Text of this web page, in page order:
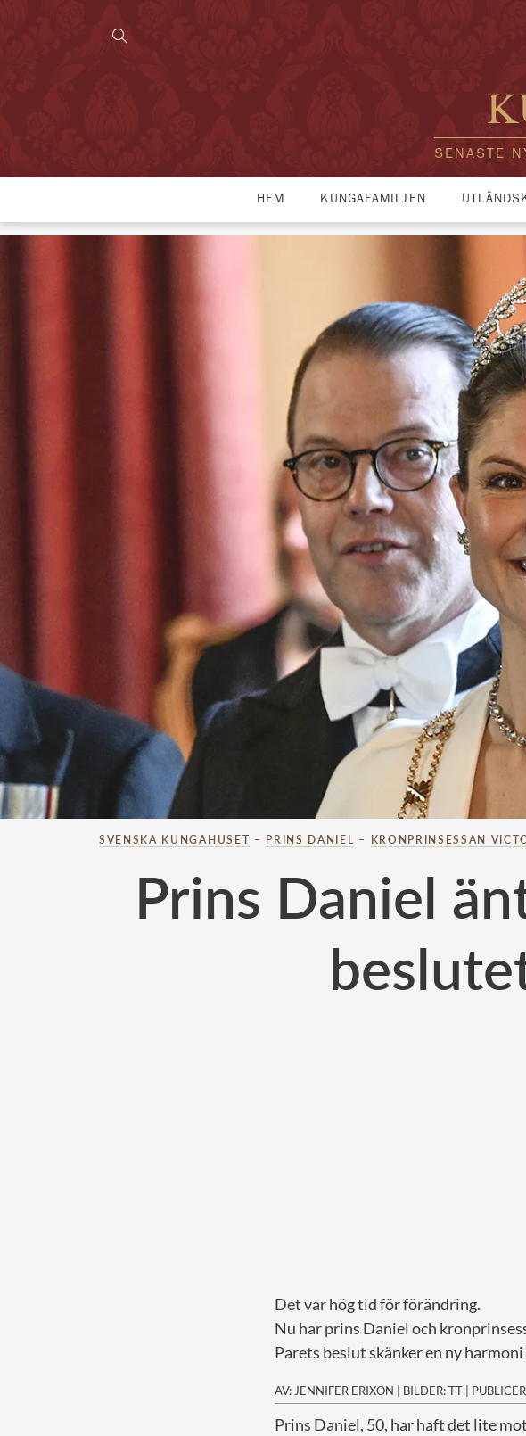
SENASTE
HEM KUNGAFAMILJEN
SVENSKA KUNGAHUSET – PRINS DANIEL – KRONPRINSESSAN
Prins Daniel
Det var hög tid för förändring.
Nu har prins Daniel och
Parets beslut skänker en ny
AV: JENNIFER ERIXON | BILDER: TT |
Prins Daniel, 50, har haft det lite